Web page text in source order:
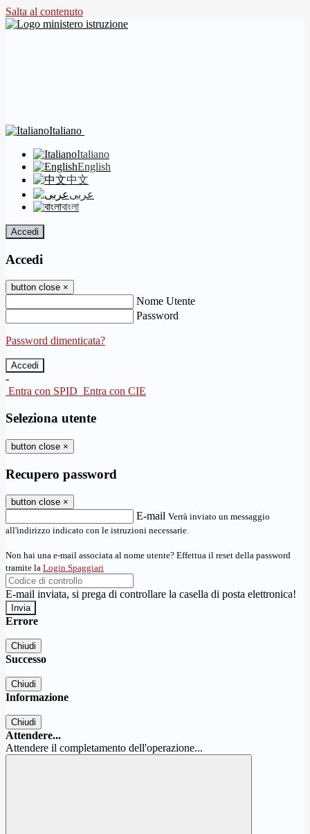
Salta al contenuto
Italiano
Italiano
English
中文
عربى
বাংলা
Accedi
Accedi
button close ×
Nome Utente
Password
Password dimenticata?
-
Entra con SPID Entra con CIE
Seleziona utente
button close ×
Recupero password
button close ×
E-mail Verrà inviato un messaggio
all'indirizzo indicato con le istruzioni necessarie.
Non hai una e-mail associata al nome utente? Effettua il reset della password
tramite la Login Spaggiari
E-mail inviata, si prega di controllare la casella di posta elettronica!
Errore
Chiudi
Successo
Chiudi
Informazione
Chiudi
Attendere...
Attendere il completamento dell'operazione...